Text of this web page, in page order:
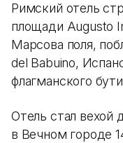
Римский отель
площади Augusto
Марсова поля,
del Babuino,
флагманского
Отель стал вехой
в Вечном городе